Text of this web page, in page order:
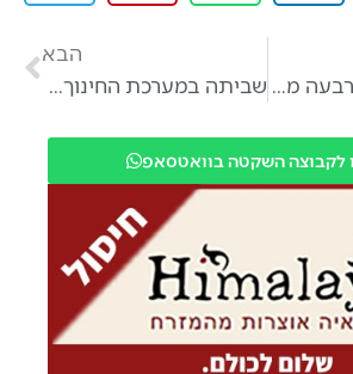
שבע רשימות, ארבעה מועמדים לראשות, עושים סדר בבחירות המקומיות באבן יהודה
הבא
שביתה במערכת החינוך? הצחקתם אותם
לקבוצה השקטה בוואטסאפ